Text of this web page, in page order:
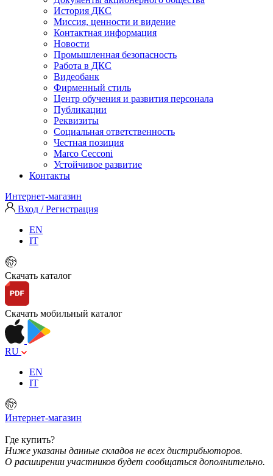
История ДКС
Миссия, ценности и видение
Контактная информация
Новости
Промышленная безопасность
Работа в ДКС
Видеобанк
Фирменный стиль
Центр обучения и развития персонала
Публикации
Реквизиты
Социальная ответственность
Честная позиция
Marco Cecconi
Устойчивое развитие
Контакты
Интернет-магазин
Вход / Регистрация
EN
IT
Скачать каталог
Скачать мобильный каталог
RU
EN
IT
Интернет-магазин
Где купить?
Ниже указаны данные складов не всех дистрибьюторов.
О расширении участников будет сообщаться дополнительно.